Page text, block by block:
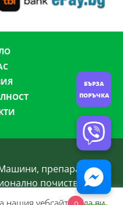
Машини, препарати и
почистване
БЪРЗА
ПОРЪЧКА